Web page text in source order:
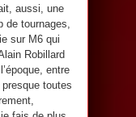
aussi, une
de tournages,
sur M6 qui
Robillard
entre
toutes